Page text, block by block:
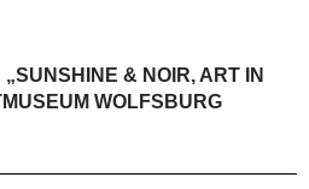
& NOIR, ART IN
WOLFSBURG